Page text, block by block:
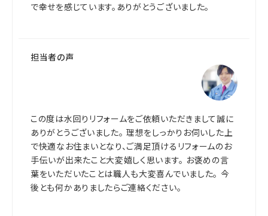
で幸せを感じています。ありがとうございました。
担当者の声
この度は水回りリフォームをご依頼いただきまして誠に
ありがとうございました。 理想をしっかりお伺いした上
で快適なお住まいとなり、ご満足頂けるリフォームのお
手伝いが出来たこと大変嬉しく思います。 お褒めの言
葉をいただいたことは職人も大変喜んでいました。 今
後とも何かありましたらご連絡ください。